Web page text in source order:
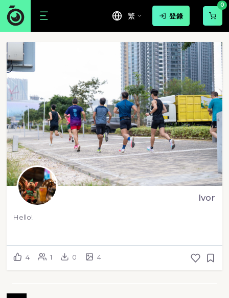
繁 登錄
0
Ivor
Hello!
4 1 0 4